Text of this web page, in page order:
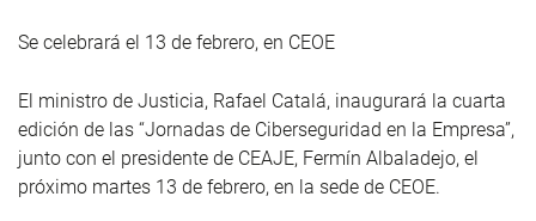
Se celebrará el 13 de febrero, en CEOE
El ministro de Justicia, Rafael Catalá, inaugurará la cuarta
edición de las “Jornadas de Ciberseguridad en la Empresa”,
junto con el presidente de CEAJE, Fermín Albaladejo, el
próximo martes 13 de febrero, en la sede de CEOE.